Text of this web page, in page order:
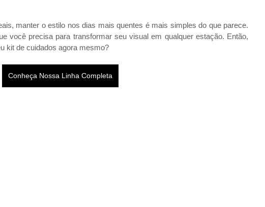
manter o estilo nos dias mais quentes é mais simples do que parece.
você precisa para transformar seu visual em qualquer estação. Então,
kit de cuidados agora mesmo?
Conheça Nossa Linha Completa